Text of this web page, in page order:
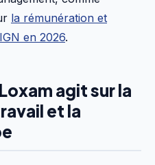
la rémunération et
en 2026.
agit sur la
et la